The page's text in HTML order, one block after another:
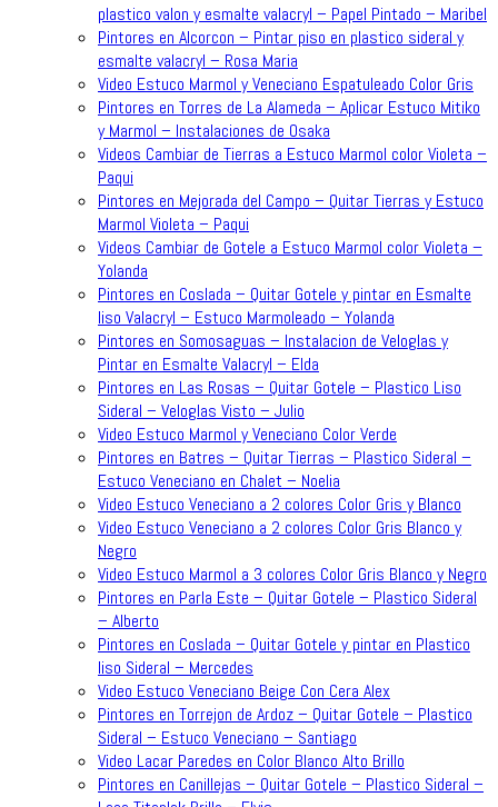
plastico valon y esmalte valacryl – Papel Pintado – Maribel
Pintores en Alcorcon – Pintar piso en plastico sideral y
esmalte valacryl – Rosa Maria
Video Estuco Marmol y Veneciano Espatuleado Color Gris
Pintores en Torres de La Alameda – Aplicar Estuco Mitiko
y Marmol – Instalaciones de Osaka
Videos Cambiar de Tierras a Estuco Marmol color Violeta –
Paqui
Pintores en Mejorada del Campo – Quitar Tierras y Estuco
Marmol Violeta – Paqui
Videos Cambiar de Gotele a Estuco Marmol color Violeta –
Yolanda
Pintores en Coslada – Quitar Gotele y pintar en Esmalte
liso Valacryl – Estuco Marmoleado – Yolanda
Pintores en Somosaguas – Instalacion de Veloglas y
Pintar en Esmalte Valacryl – Elda
Pintores en Las Rosas – Quitar Gotele – Plastico Liso
Sideral – Veloglas Visto – Julio
Video Estuco Marmol y Veneciano Color Verde
Pintores en Batres – Quitar Tierras – Plastico Sideral –
Estuco Veneciano en Chalet – Noelia
Video Estuco Veneciano a 2 colores Color Gris y Blanco
Video Estuco Veneciano a 2 colores Color Gris Blanco y
Negro
Video Estuco Marmol a 3 colores Color Gris Blanco y Negro
Pintores en Parla Este – Quitar Gotele – Plastico Sideral
– Alberto
Pintores en Coslada – Quitar Gotele y pintar en Plastico
liso Sideral – Mercedes
Video Estuco Veneciano Beige Con Cera Alex
Pintores en Torrejon de Ardoz – Quitar Gotele – Plastico
Sideral – Estuco Veneciano – Santiago
Video Lacar Paredes en Color Blanco Alto Brillo
Pintores en Canillejas – Quitar Gotele – Plastico Sideral –